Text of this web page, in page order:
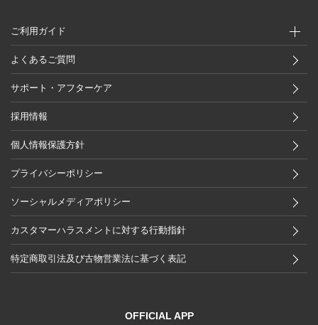
ご利用ガイド
よくあるご質問
サポート・アフターケア
採用情報
個人情報保護方針
プライバシーポリシー
ソーシャルメディアポリシー
カスタマーハラスメントに対する行動指針
特定商取引法及び古物営業法に基づく表記
OFFICIAL APP